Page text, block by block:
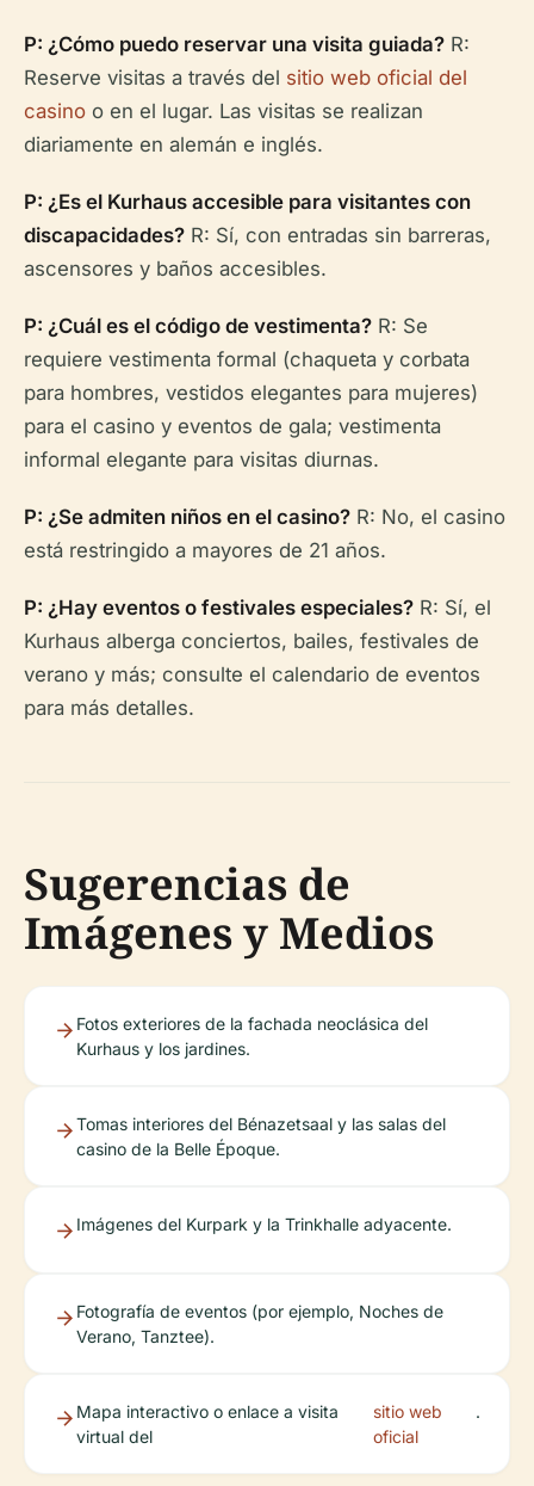
P: ¿Cómo puedo reservar una visita guiada? R:
Reserve visitas a través del sitio web oficial del
casino o en el lugar. Las visitas se realizan
diariamente en alemán e inglés.
P: ¿Es el Kurhaus accesible para visitantes con
discapacidades? R: Sí, con entradas sin barreras,
ascensores y baños accesibles.
P: ¿Cuál es el código de vestimenta? R: Se
requiere vestimenta formal (chaqueta y corbata
para hombres, vestidos elegantes para mujeres)
para el casino y eventos de gala; vestimenta
informal elegante para visitas diurnas.
P: ¿Se admiten niños en el casino? R: No, el casino
está restringido a mayores de 21 años.
P: ¿Hay eventos o festivales especiales? R: Sí, el
Kurhaus alberga conciertos, bailes, festivales de
verano y más; consulte el calendario de eventos
para más detalles.
Sugerencias de
Imágenes y Medios
Fotos exteriores de la fachada neoclásica del
Kurhaus y los jardines.
Tomas interiores del Bénazetsaal y las salas del
casino de la Belle Époque.
Imágenes del Kurpark y la Trinkhalle adyacente.
Fotografía de eventos (por ejemplo, Noches de
Verano, Tanztee).
Mapa interactivo o enlace a visita
virtual del
sitio web
oficial
.